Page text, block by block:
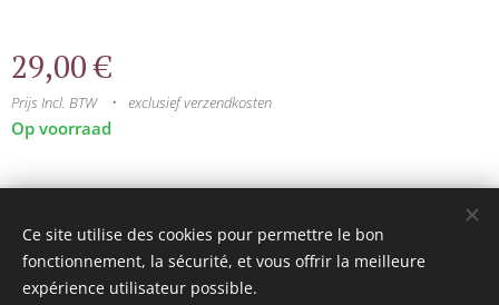
29,00€
Prijs Incl. BTW exclusief verzendkosten
Op voorraad
mini model rails
Talen
Ce site utilise des cookies pour permettre le bon
fonctionnement, la sécurité, et vous offrir la meilleure
expérience utilisateur possible.